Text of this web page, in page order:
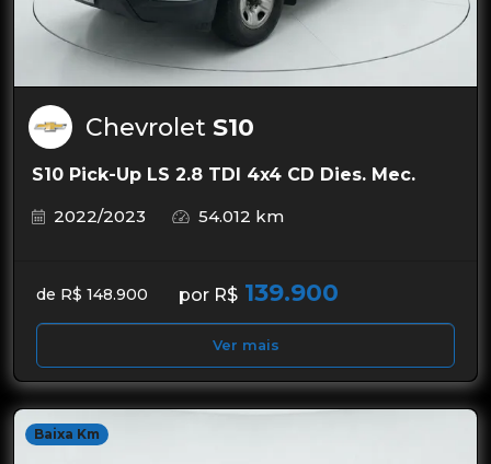
Chevrolet S10
S10 Pick-Up LS 2.8 TDI 4x4 CD Dies. Mec.
2022/2023
54.012 km
de R$ 148.900 por R$ 139.900
Ver mais
Baixa Km